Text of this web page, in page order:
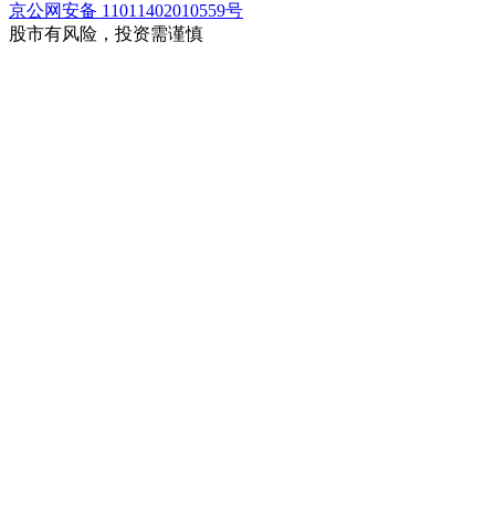
京公网安备 11011402010559号
股市有风险，投资需谨慎